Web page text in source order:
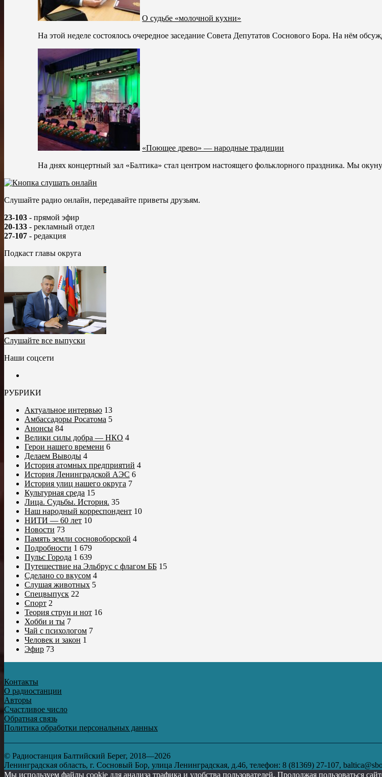
О судьбе «молочной кухни»
На этой неделе состоялось очередное заседание Совета Депутатов Соснового Бора. На нём
«Поющее древо» — народные традиции
На днях концертный зал «Балтика» стал центром настоящего фольклорного праздника. Мы
Слушайте радио онлайн, передавайте приветы друзьям.
23-103 - прямой эфир
20-133 - рекламный отдел
27-107 - редакция
Подкаст главы округа
Слушайте все выпуски
Наши соцсети
РУБРИКИ
Актуальное интервью 13
Амбассадоры Росатома 5
Анонсы 84
Велики силы добра — НКО 4
Герои нашего времени 6
Делаем Выводы 4
История атомных предприятий 4
История Ленинградской АЭС 6
История улиц нашего округа 7
Культурная среда 15
Лица. Судьбы. История. 35
Наш народный корреспондент 10
НИТИ — 60 лет 10
Новости 73
Память земли сосновоборской 4
Подробности 1 679
Пульс Города 1 639
Путешествие на Эльбрус с флагом ББ 15
Сделано со вкусом 4
Слушая животных 5
Спецвыпуск 22
Спорт 2
Теория струн и нот 16
Хобби и ты 7
Чай с психологом 7
Человек и закон 1
Эфир 73
Контакты
О радиостанции
Авторы
Счастливое число
Обратная связь
Политика обработки персональных данных
© Радиостанция Балтийский Берег, 2018—2026
Ленинградская область, г. Сосновый Бор, улица Ленинградская, д.46, телефон: 8 (81369) 27-107,
Мы используем файлы cookie для анализа трафика и удобства пользователей. Продолжая пользоваться